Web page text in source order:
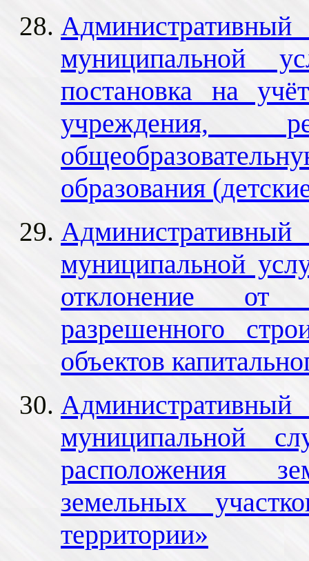
Административный
муниципальной
постановка на
учреждения,
образования
Административный
муниципальной
отклонение от
разрешенного
объектов
Административный
муниципальной
расположения
земельных
территории»